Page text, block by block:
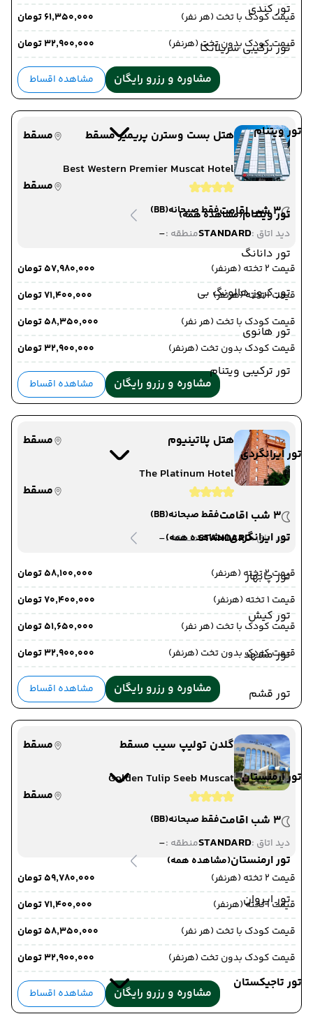
تور کندی
تور ترکیبی سریلانکا
تور ویتنام
تور ویتنام(مشاهده همه)
تور دانانگ
تور کروز هالونگ بی
تور هانوی
تور ترکیبی ویتنام
تور ایرانگردی
تور ایرانگردی(مشاهده همه)
تور چابهار
تور کیش
تور مشهد
تور قشم
تور ارمنستان
تور ارمنستان(مشاهده همه)
تور ایروان
تور تاجیکستان
قیمت کودک با تخت (هر نفر)
۶۱٬۳۵۰٬۰۰۰ تومان
قیمت کودک بدون تخت (هرنفر)
۳۲٬۹۰۰٬۰۰۰ تومان
مشاوره و رزرو رایگان مشاهده اقساط
هتل بست وسترن پریمیر مسقط
مسقط
Best Western Premier Muscat Hotel
مسقط
3 شب اقامت
فقط صبحانه(BB)
دید اتاق :STANDARDمنطقه :-
قیمت 2 تخته (هرنفر)
۵۷٬۹۸۰٬۰۰۰ تومان
قیمت 1 تخته (هرنفر)
۷۱٬۴۰۰٬۰۰۰ تومان
قیمت کودک با تخت (هر نفر)
۵۸٬۳۵۰٬۰۰۰ تومان
قیمت کودک بدون تخت (هرنفر)
۳۲٬۹۰۰٬۰۰۰ تومان
مشاوره و رزرو رایگان مشاهده اقساط
هتل پلاتینیوم
مسقط
The Platinum Hotel
مسقط
3 شب اقامت
فقط صبحانه(BB)
دید اتاق :STANDARDمنطقه :-
قیمت 2 تخته (هرنفر)
۵۸٬۱۰۰٬۰۰۰ تومان
قیمت 1 تخته (هرنفر)
۷۰٬۴۰۰٬۰۰۰ تومان
قیمت کودک با تخت (هر نفر)
۵۱٬۶۵۰٬۰۰۰ تومان
قیمت کودک بدون تخت (هرنفر)
۳۲٬۹۰۰٬۰۰۰ تومان
مشاوره و رزرو رایگان مشاهده اقساط
گلدن تولیپ سیب مسقط
مسقط
Golden Tulip Seeb Muscat
مسقط
3 شب اقامت
فقط صبحانه(BB)
دید اتاق :STANDARDمنطقه :-
قیمت 2 تخته (هرنفر)
۵۹٬۷۸۰٬۰۰۰ تومان
قیمت 1 تخته (هرنفر)
۷۱٬۴۰۰٬۰۰۰ تومان
قیمت کودک با تخت (هر نفر)
۵۸٬۳۵۰٬۰۰۰ تومان
قیمت کودک بدون تخت (هرنفر)
۳۲٬۹۰۰٬۰۰۰ تومان
مشاوره و رزرو رایگان مشاهده اقساط